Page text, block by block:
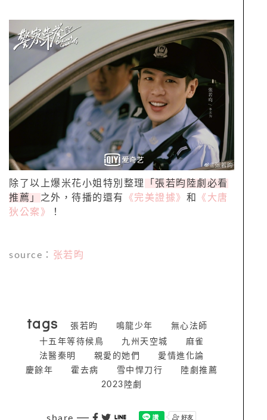
除了以上爆米花小姐特別整理
「張若昀陸劇必看
推薦」 之外，待播的還有 《完美證據》 和
《大唐
狄公案》
！
source ： 张若昀
tags 張若昀 鳴龍少年
無心法師
十五年等待候鳥
九州天空城
麻雀
法醫秦明
親愛的她們
愛情進化論
慶餘年
霍去病 雪中悍刀行
陸劇推薦
2023陸劇
share